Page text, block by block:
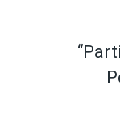
siguiente: